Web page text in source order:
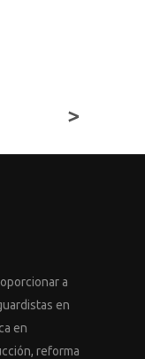
>
a
en
en
reforma